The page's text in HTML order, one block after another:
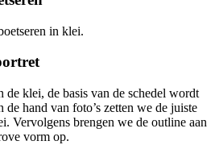
in klei.
de klei, de basis van de schedel wordt
hand van foto’s zetten we de juiste
Vervolgens brengen we de outline aan
vorm op.